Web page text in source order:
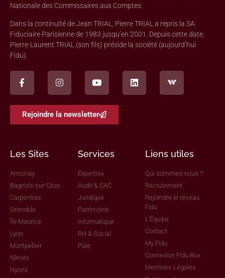
Nationale des Commissaires aux Comptes.
Dans la continuité de Jean TRIAL, Pierre TRIAL a repris la SA
Fiduciaire Parisienne de 1983 jusqu’en 2001. Depuis cette date,
Pierre-Laurent TRIAL (son fils) préside la société (aujourd’hui
Fidu).
Rejoindre la newsletter
Les Sites
Annonay
Bagnols-sur-Cèze
Carpentras
Grenoble
Île Maurice
Lyon
Montpellier
Nîmes
Nyons
Services
Expertise
Audit & CAC
Juridique
Patrimoine
Informatique
RH & Social
Paie
Liens utiles
Qui sommes-nous ?
Recrutement
Rejoindre le réseau
Fidu
L'Équipe
Contact
My Fidu
Connexion Fidu Box
Mentions Légales